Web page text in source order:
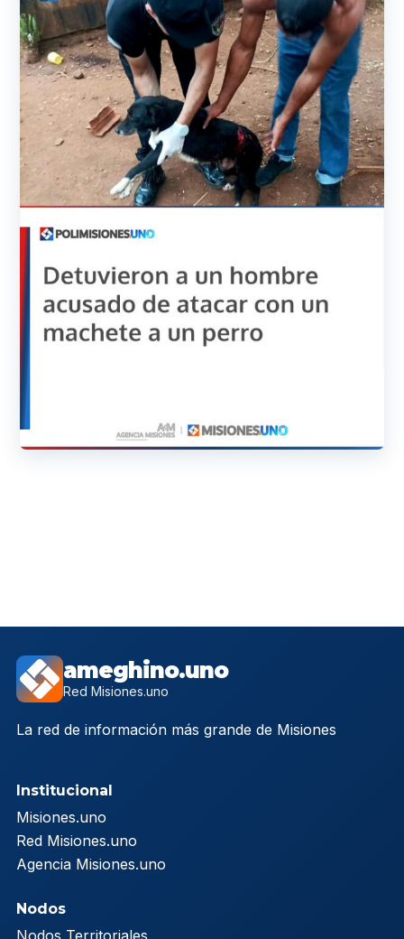
ameghino.uno
Red Misiones.uno
La red de información más grande de Misiones
Institucional
Misiones.uno
Red Misiones.uno
Agencia Misiones.uno
Nodos